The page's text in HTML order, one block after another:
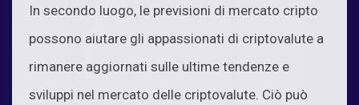
In secondo luogo, le previsioni di mercato cripto
possono aiutare gli appassionati di criptovalute a
rimanere aggiornati sulle ultime tendenze e
sviluppi nel mercato delle criptovalute. Ciò può